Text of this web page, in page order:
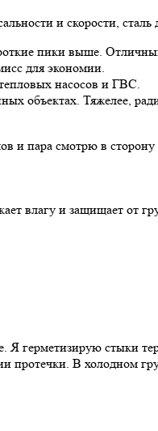
и скорости,
пики выше.
для экономии.
насосов и ГВС.
объектах. Тяжелее,
смотрю в сторону
влагу и защищает от
Я герметизирую стыки
протечки. В холодном